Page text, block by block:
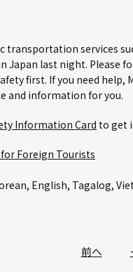
services
Japan last night. Please
first. If you need help,
and information for you.
Information Card to get
Foreign Tourists
English, Tagalog,
前へ︎